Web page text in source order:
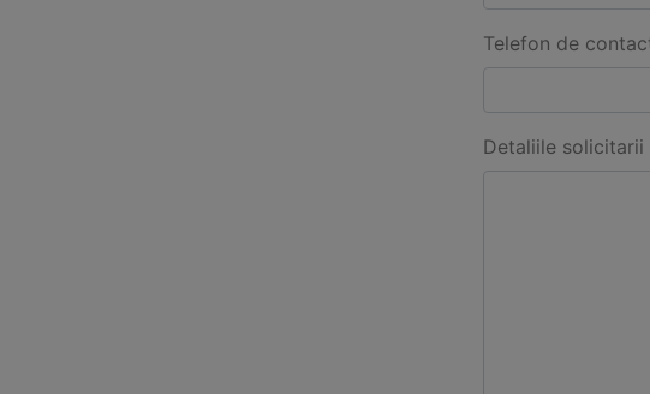
Telefon de
Detaliile solicitarii